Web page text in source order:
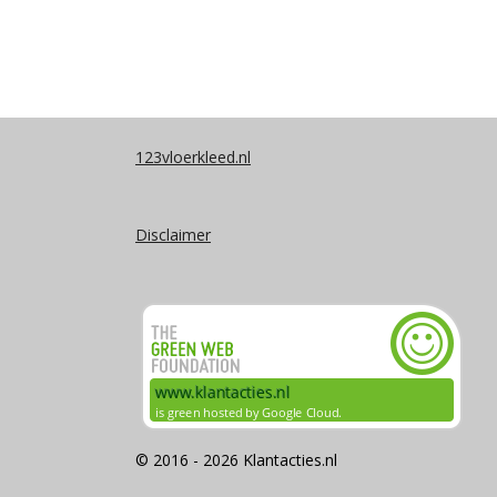
123vloerkleed.nl
Disclaimer
© 2016 - 2026 Klantacties.nl